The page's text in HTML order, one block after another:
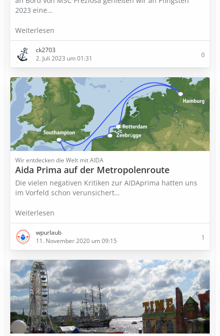
2023 eine…
Weiterlesen
ck2703
2. Juli 2023 um 01:31
0
Wir entdecken die Welt mit AIDA
Aida Prima auf der Metropolenroute
Die vielen negativen Kritiken zur AIDAprima hatten uns
im Vorfeld schon verunsichert…
Weiterlesen
wpurlaub
11. November 2020 um 09:15
1